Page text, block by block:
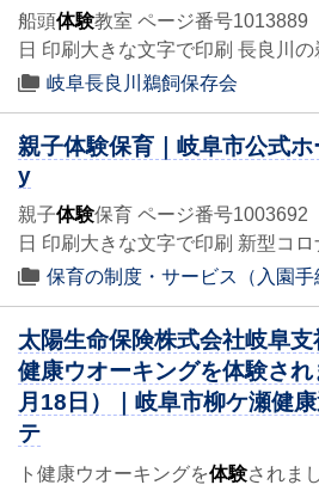
船頭体験教室 ページ番号
日 印刷大きな文字で印刷 長良川
岐阜長良川鵜飼保存会
親子体験保育｜岐阜市公式
y
親子体験保育 ページ番号
日 印刷大きな文字で印刷 新型コ
保育の制度・サービス（入園手
太陽生命保険株式会社岐阜
健康ウオーキングを体験さ
月18日）｜岐阜市柳ケ瀬健
テ
ト健康ウオーキングを体験されま